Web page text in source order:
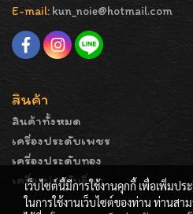
E-mail: kun_noie@hotmail.com
สินค้า
สินค้าทั้งหมด
เครื่องประดับเพชร
เครื่องประดับทอง
เครื่องประดับอื่นๆ
เว็บไซต์นี้มีการใช้งานคุกกี้ เพื่อเพิ่มป
ในการใช้งานเว็บไซต์ของท่าน ท่านสา